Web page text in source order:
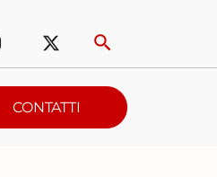
CONTATTI